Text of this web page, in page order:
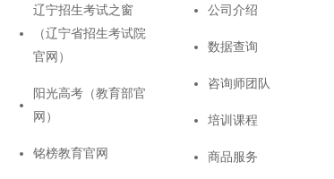
辽宁招生考试之窗
（辽宁省招生考试院
官网）
阳光高考（教育部官
网）
铭榜教育官网
公司介绍
数据查询
咨询师团队
培训课程
商品服务